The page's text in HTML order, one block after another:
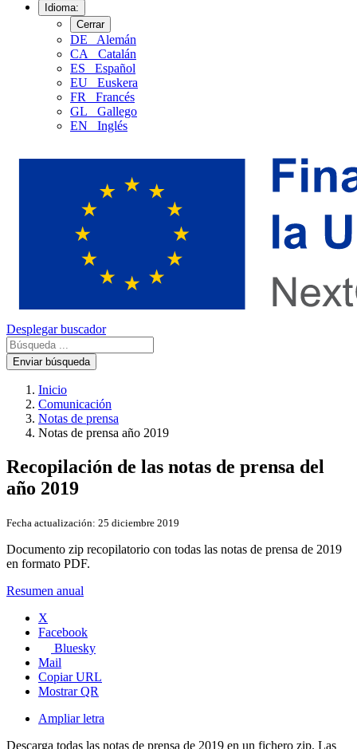
Idioma:
Cerrar
DE
Alemán
CA
Catalán
ES
Español
EU
Euskera
FR
Francés
GL
Gallego
EN
Inglés
Desplegar buscador
Enviar búsqueda
Inicio
Comunicación
Notas de prensa
Notas de prensa año 2019
Recopilación de las notas de prensa del
año 2019
Fecha actualización: 25 diciembre 2019
Documento zip recopilatorio con todas las notas de prensa de 2019
en formato PDF.
Resumen anual
X
Facebook
Bluesky
Mail
Copiar URL
Mostrar QR
Ampliar letra
Descarga todas las notas de prensa de 2019 en un fichero zip. Las